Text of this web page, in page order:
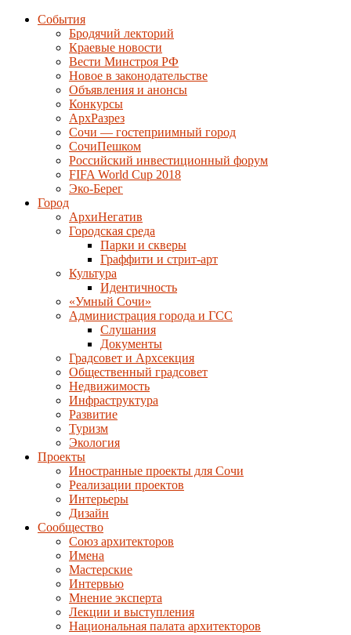
События
Бродячий лекторий
Краевые новости
Вести Минстроя РФ
Новое в законодательстве
Объявления и анонсы
Конкурсы
АрхРазрез
Сочи — гостеприимный город
СочиПешком
Российский инвестиционный форум
FIFA World Cup 2018
Эко-Берег
Город
АрхиНегатив
Городская среда
Парки и скверы
Граффити и стрит-арт
Культура
Идентичность
«Умный Сочи»
Администрация города и ГСС
Слушания
Документы
Градсовет и Архсекция
Общественный градсовет
Недвижимость
Инфраструктура
Развитие
Туризм
Экология
Проекты
Иностранные проекты для Сочи
Реализации проектов
Интерьеры
Дизайн
Сообщество
Союз архитекторов
Имена
Мастерские
Интервью
Мнение эксперта
Лекции и выступления
Национальная палата архитекторов